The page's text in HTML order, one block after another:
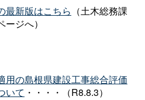
最新版はこちら （土木総務課
ジへ）
用の島根県建設工事総合評価
いて ・・・・（R8.8.3）